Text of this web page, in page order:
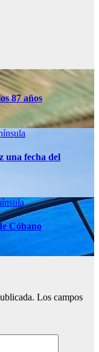
87 años
una fecha del
Cóbano
Los campos